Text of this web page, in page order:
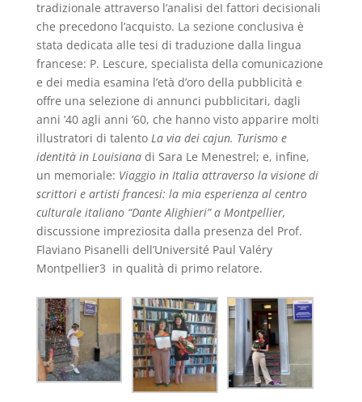
tradizionale attraverso l’analisi deI fattori decisionali
che precedono l’acquisto. La sezione conclusiva è
stata dedicata alle tesi di traduzione dalla lingua
francese: P. Lescure, specialista della comunicazione
e dei media esamina l’età d’oro della pubblicità e
offre una selezione di annunci pubblicitari, dagli
anni ’40 agli anni ’60, che hanno visto apparire molti
illustratori di talento La via dei cajun. Turismo e
identità in Louisiana di Sara Le Menestrel; e, infine,
un memoriale: Viaggio in Italia attraverso la visione di
scrittori e artisti francesi: la mia esperienza al centro
culturale italiano “Dante Alighieri” a Montpellier,
discussione impreziosita dalla presenza del Prof.
Flaviano Pisanelli dell’Université Paul Valéry
Montpellier3 in qualità di primo relatore.